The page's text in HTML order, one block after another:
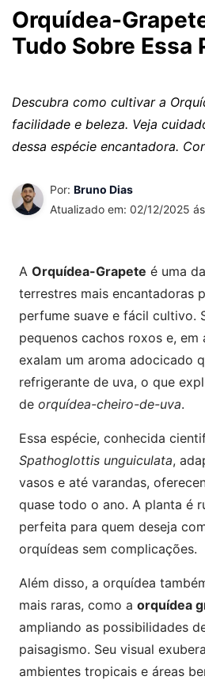
Orquídea-
Tudo Sobre Essa
Descubra como cultivar a
facilidade e beleza. Veja
dessa espécie encantadora.
Por: Bruno Dias
Atualizado em: 02/12/2025
A Orquídea-Grapete é uma
terrestres mais encantadoras
perfume suave e fácil cultivo.
pequenos cachos roxos e, em
exalam um aroma adocicado
refrigerante de uva, o que
de orquídea-cheiro-de-uva.
Essa espécie, conhecida
Spathoglottis unguiculata,
vasos e até varandas,
quase todo o ano. A planta é
perfeita para quem deseja
orquídeas sem complicações.
Além disso, a orquídea
mais raras, como a orquídea
ampliando as possibilidades
paisagismo. Seu visual
ambientes tropicais e áreas